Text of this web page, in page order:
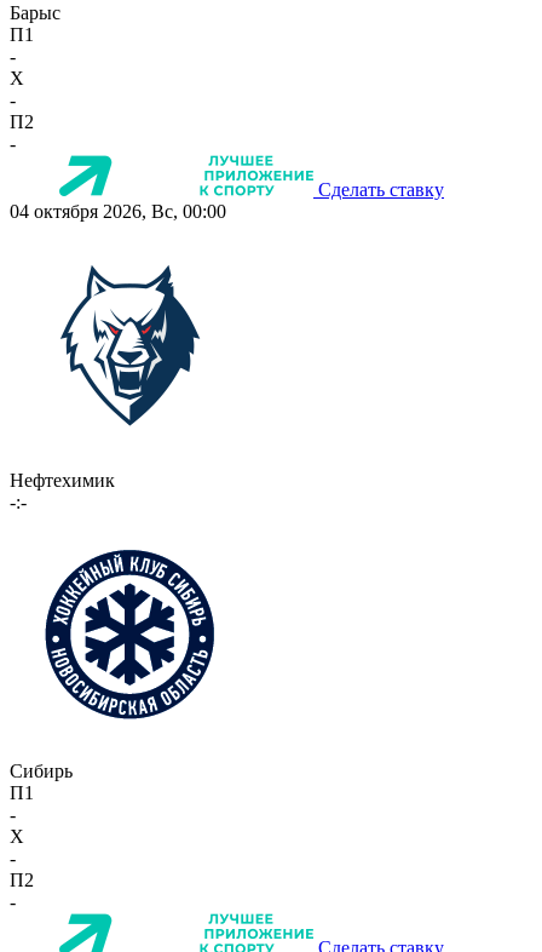
Барыс
П1
-
X
-
П2
-
Сделать ставку
04 октября 2026, Вс, 00:00
Нефтехимик
-:-
Сибирь
П1
-
X
-
П2
-
Сделать ставку